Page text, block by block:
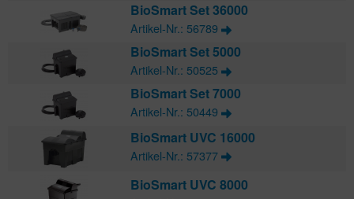
BioSmart Set 36000
Artikel-Nr.: 56789
BioSmart Set 5000
Artikel-Nr.: 50525
BioSmart Set 7000
Artikel-Nr.: 50449
BioSmart UVC 16000
Artikel-Nr.: 57377
BioSmart UVC 8000